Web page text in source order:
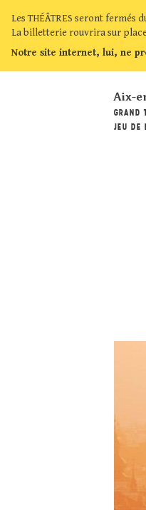
Les THÉÂTRES seront fermés
La billetterie rouvrira sur
Notre site internet, lui, ne
Aix-
GRAND
JEU DE